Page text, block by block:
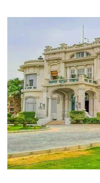
هيئة التدريس
الدراسات العليا
الخريجين
الموظفون
الزائـرون